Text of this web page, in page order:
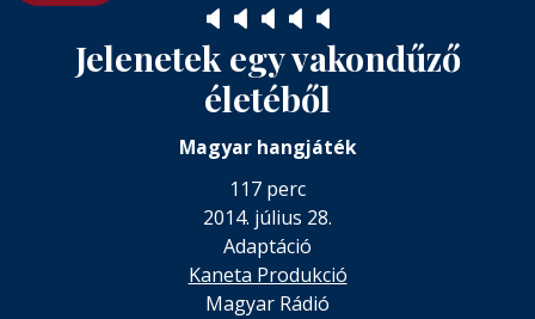
🔈 🔈 🔈 🔈 🔈
Jelenetek egy vakondűző
életéből
Magyar hangjáték
117 perc
2014. július 28.
Adaptáció
Kaneta Produkció
Magyar Rádió